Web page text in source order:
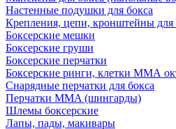
Настенные подушки для бокса
Крепления, цепи, кронштейны для
Боксерские мешки
Боксерские груши
Боксерские перчатки
Боксерские ринги, клетки ММА
Снарядные перчатки для бокса
Перчатки MMA (шингарды)
Шлемы боксерские
Лапы, пады, макивары